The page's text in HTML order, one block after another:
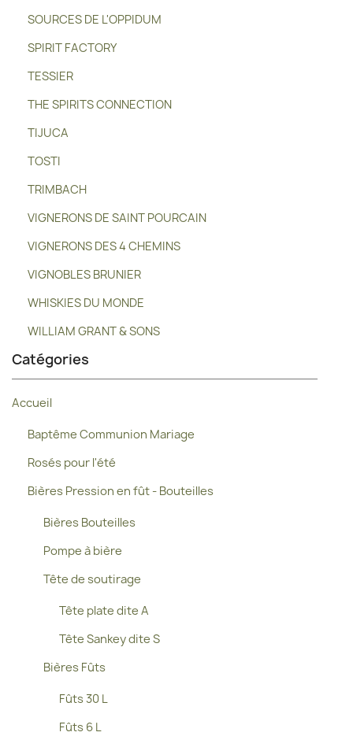
SOURCES DE L'OPPIDUM
SPIRIT FACTORY
TESSIER
THE SPIRITS CONNECTION
TIJUCA
TOSTI
TRIMBACH
VIGNERONS DE SAINT POURCAIN
VIGNERONS DES 4 CHEMINS
VIGNOBLES BRUNIER
WHISKIES DU MONDE
WILLIAM GRANT & SONS
Catégories
Accueil
Baptême Communion Mariage
Rosés pour l'été
Bières Pression en fût - Bouteilles
Bières Bouteilles
Pompe à bière
Tête de soutirage
Tête plate dite A
Tête Sankey dite S
Bières Fûts
Fûts 30 L
Fûts 6 L